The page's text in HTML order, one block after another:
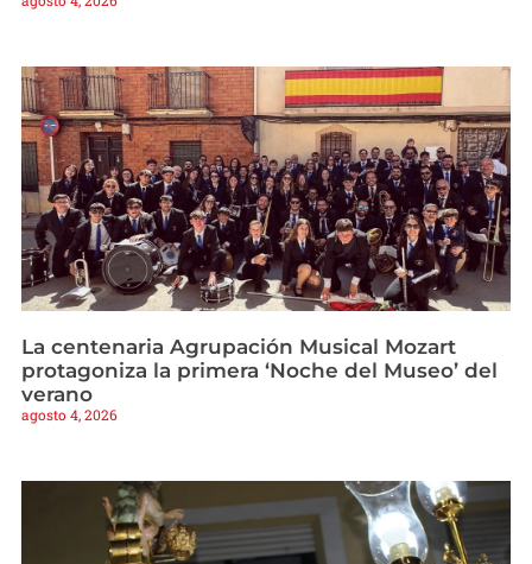
La centenaria Agrupación Musical Mozart
protagoniza la primera ‘Noche del Museo’ del
verano
agosto 4, 2026